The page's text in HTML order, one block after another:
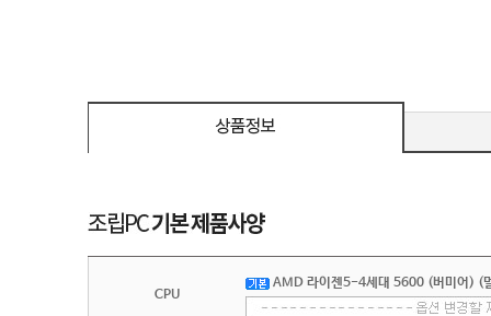
CPU
AMD 라이젠5-4세대 5600 (버미어) (